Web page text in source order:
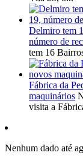
Delmiro tem
número de
tem 16
Fábrica da
maquinários
visita a
Nenhum dado até